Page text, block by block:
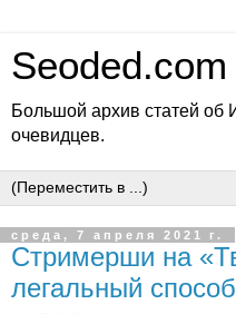
Seoded.com
Большой архив статей об
очевидцев.
среда, 7 апреля 2021 г.
Стримерши на
легальный